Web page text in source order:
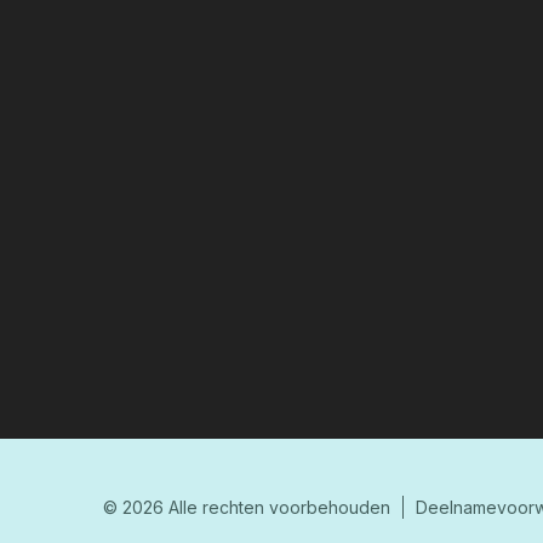
© 2026 Alle rechten voorbehouden